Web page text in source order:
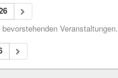
Veranstaltungen.